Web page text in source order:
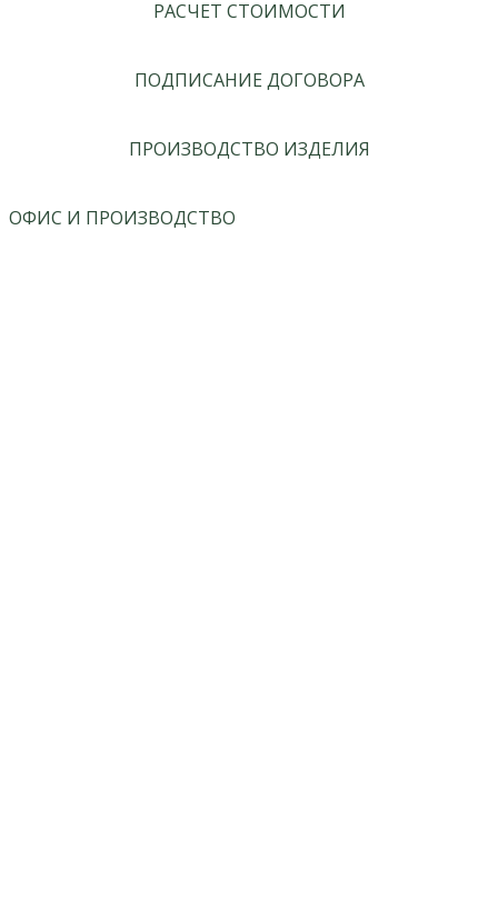
РАСЧЕТ СТОИМОСТИ
ПОДПИСАНИЕ ДОГОВОРА
ПРОИЗВОДСТВО ИЗДЕЛИЯ
ОФИС И ПРОИЗВОДСТВО